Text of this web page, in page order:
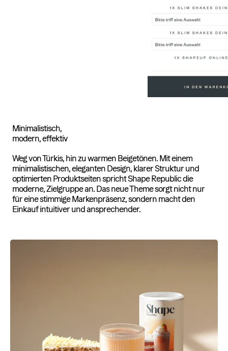
Minimalistisch,
modern, effektiv
Weg von Türkis, hin zu warmen Beigetönen. Mit einem
minimalistischen, eleganten Design, klarer Struktur und
optimierten Produktseiten spricht Shape Republic die
moderne, Zielgruppe an. Das neue Theme sorgt nicht nur
für eine stimmige Markenpräsenz, sondern macht den
Einkauf intuitiver und ansprechender.